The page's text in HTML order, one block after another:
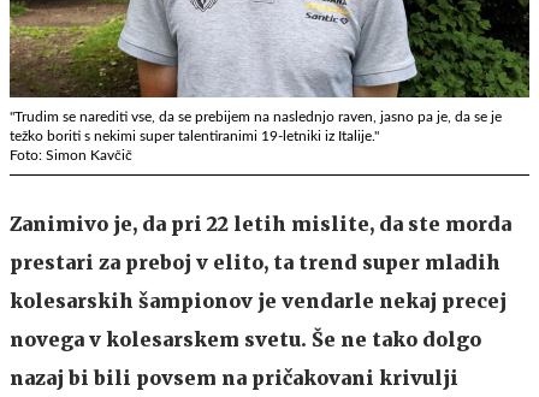
"Trudim se narediti vse, da se prebijem na naslednjo raven, jasno pa je, da se je
težko boriti s nekimi super talentiranimi 19-letniki iz Italije."
Foto: Simon Kavčič
Zanimivo je, da pri 22 letih mislite, da ste morda
prestari za preboj v elito, ta trend super mladih
kolesarskih šampionov je vendarle nekaj precej
novega v kolesarskem svetu. Še ne tako dolgo
nazaj bi bili povsem na pričakovani krivulji